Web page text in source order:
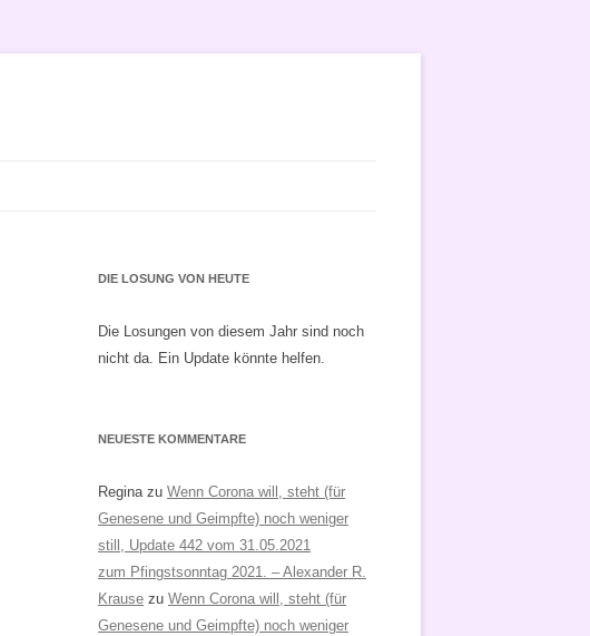
DIE LOSUNG VON HEUTE
Die Losungen von diesem Jahr sind noch
nicht da. Ein Update könnte helfen.
NEUESTE KOMMENTARE
Reginazu Wenn Corona will, steht (für
Genesene und Geimpfte) noch weniger
still, Update 442 vom 31.05.2021
zum Pfingstsonntag 2021. – Alexander R.
Krause zu Wenn Corona will, steht (für
Genesene und Geimpfte) noch weniger